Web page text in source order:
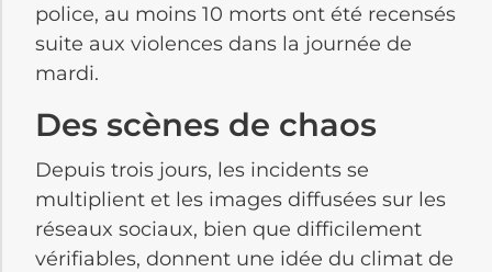
police, au moins 10 morts ont été recensés
suite aux violences dans la journée de
mardi.
Des scènes de chaos
Depuis trois jours, les incidents se
multiplient et les images diffusées sur les
réseaux sociaux, bien que difficilement
vérifiables, donnent une idée du climat de